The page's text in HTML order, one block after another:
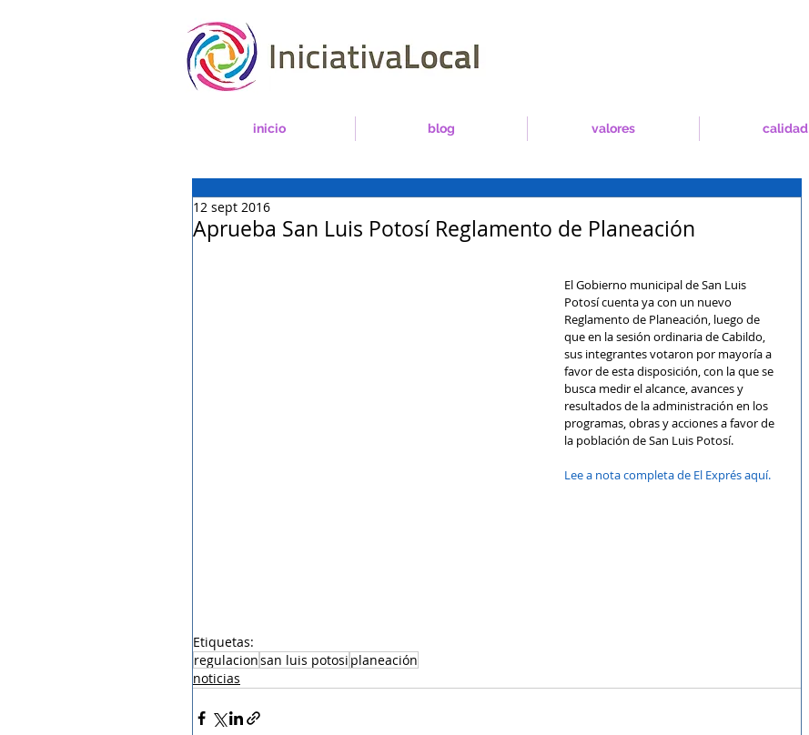
inicio blog valores calidad
Aprueba San Luis Potosí Reglamento de Planeación
12 sept 2016
El Gobierno municipal de San Luis
Potosí cuenta ya con un nuevo
Reglamento de Planeación, luego de
que en la sesión ordinaria de Cabildo,
sus integrantes votaron por mayoría a
favor de esta disposición, con la que se
busca medir el alcance, avances y
resultados de la administración en los
programas, obras y acciones a favor de
la población de San Luis Potosí.
Lee a nota completa de El Exprés aquí.
Etiquetas:
regulacionsan luis potosi planeación
noticias